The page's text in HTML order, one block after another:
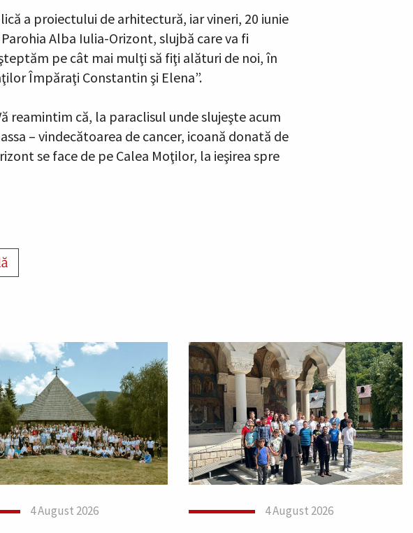
a proiectului de arhitectură, iar vineri, 20 iunie
Alba Iulia-Orizont, slujbă care va fi
pe cât mai mulţi să fiţi alături de noi, în
Împăraţi Constantin şi Elena”.
reamintim că, la paraclisul unde slujeşte acum
– vindecătoarea de cancer, icoană donată de
se face de pe Calea Moţilor, la ieşirea spre
4 August 2026 4 August 2026